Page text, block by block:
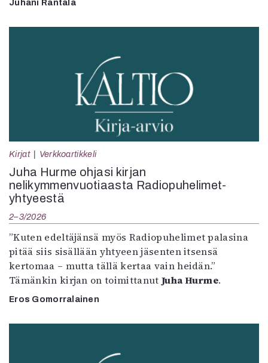
Juhani Rantala
Kirjat Verkkoartikkeli
Juha Hurme ohjasi kirjan
nelikymmenvuotiaasta Radiopuhelimet-
yhtyeestä
2–3/2026
”Kuten edeltäjänsä myös Radiopuhelimet palasina
pitää siis sisällään yhtyeen jäsenten itsensä
kertomaa – mutta tällä kertaa vain heidän.”
Tämänkin kirjan on toimittanut Juha Hurme.
Eros Gomorralainen